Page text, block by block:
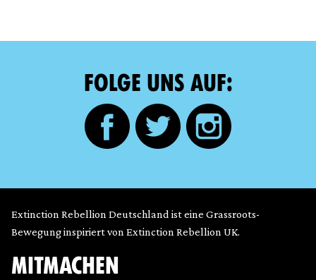
FOLGE UNS AUF:
Extinction Rebellion Deutschland ist eine Grassroots-
Bewegung inspiriert von Extinction Rebellion UK.
MITMACHEN